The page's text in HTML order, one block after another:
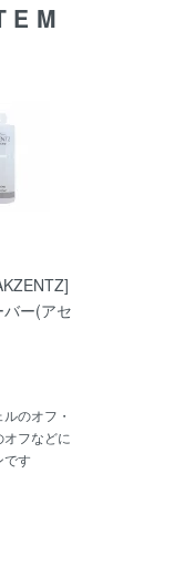
ー(アセ
のオフ・
フなどに
です